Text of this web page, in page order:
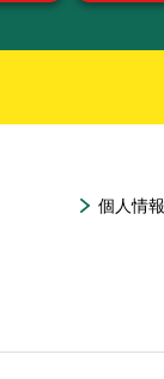
個人情